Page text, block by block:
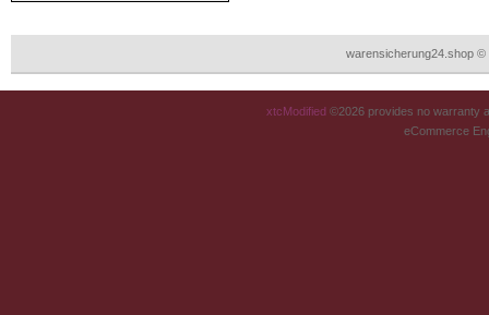
warensicherung24.shop ©
xtcModified ©2026 provides no warranty
eCommerce